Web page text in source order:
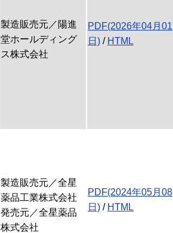
製造販売元／陽進
堂ホールディング
ス株式会社
PDF(2026年04月01
日) / HTML
製造販売元／全星
薬品工業株式会社
発売元／全星薬品
株式会社
PDF(2024年05月08
日) / HTML